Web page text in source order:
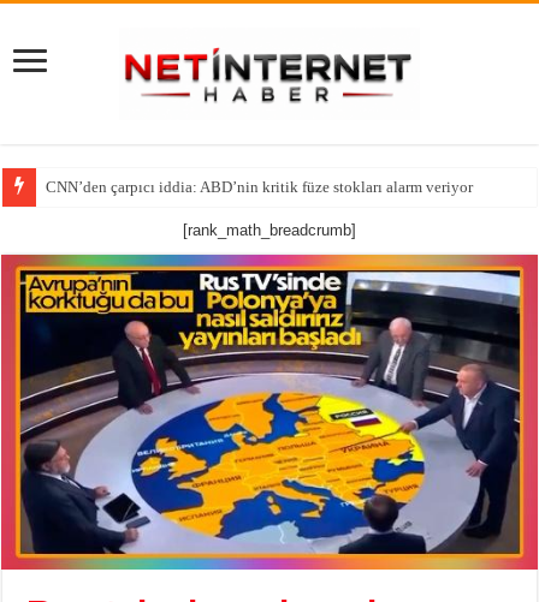
CNN’den çarpıcı iddia: ABD’nin kritik füze stokları alarm veriyor
Tutsak Edilen Bir Ruhun Yeniden Diriliş Hikayesi!
[rank_math_breadcrumb]